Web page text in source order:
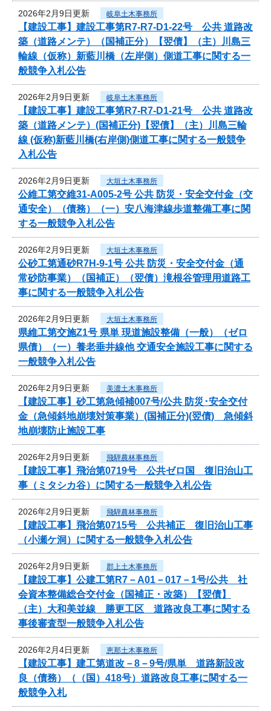
2026年2月9日更新 岐阜土木事務所
【建設工事】建設工事第R7-R7-D1-22号 公共 道路改
築（道路メンテ）（国補正分）【翌債】（主）川島三
輪線（仮称）新藍川橋（左岸側）側道工事に関する一
般競争入札公告
2026年2月9日更新 岐阜土木事務所
【建設工事】建設工事第R7-R7-D1-21号 公共 道路改
築（道路メンテ）(国補正分)【翌債】（主）川島三輪
線 (仮称)新藍川橋(右岸側)側道工事に関する一般競争
入札公告
2026年2月9日更新 大垣土木事務所
公維工第交維31-A005-2号 公共 防災・安全交付金（交
通安全）（債務）（一）安八海津線歩道整備工事に関
する一般競争入札公告
2026年2月9日更新 大垣土木事務所
公砂工第通砂R7H-9-1号 公共 防災・安全交付金（通
常砂防事業）（国補正）（翌債）滝根谷管理用道路工
事に関する一般競争入札公告
2026年2月9日更新 大垣土木事務所
県維工第交施Z1号 県単 現道施設整備（一般）（ゼロ
県債）（一）養老垂井線他 交通安全施設工事に関する
一般競争入札公告
2026年2月9日更新 美濃土木事務所
【建設工事】砂工第急傾補007号/公共 防災･安全交付
金（急傾斜地崩壊対策事業）(国補正分)(翌債) 急傾斜
地崩壊防止施設工事
2026年2月9日更新 飛騨農林事務所
【建設工事】飛治第0719号 公共ゼロ国 復旧治山工
事（ミタシカ谷）に関する一般競争入札公告
2026年2月9日更新 飛騨農林事務所
【建設工事】飛治第0715号 公共補正 復旧治山工事
（小瀬ケ洞）に関する一般競争入札公告
2026年2月9日更新 郡上土木事務所
【建設工事】公建工第R7－A01－017－1号/公共 社
会資本整備総合交付金（国補正・改築）【翌債】
（主）大和美並線 勝更工区 道路改良工事に関する
事後審査型一般競争入札公告
2026年2月4日更新 恵那土木事務所
【建設工事】建工第道改－8－9号/県単 道路新設改
良（債務）（（国）418号）道路改良工事に関する一
般競争入札